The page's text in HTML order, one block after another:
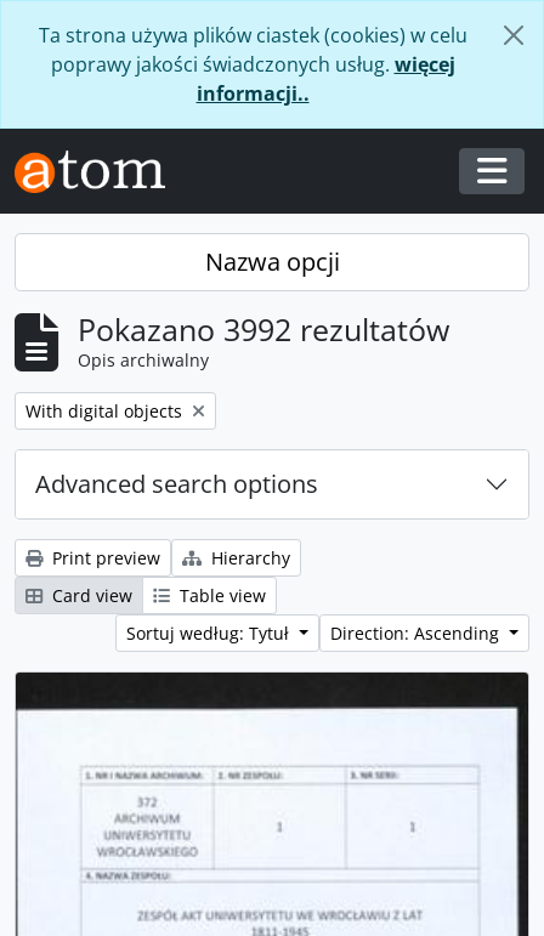
Ta strona używa plików ciastek (cookies) w celu
poprawy jakości świadczonych usług. więcej
informacji..
Nazwa opcji
Pokazano 3992 rezultatów
Opis archiwalny
Remove filter:
With digital objects
Advanced search options
Print preview
Hierarchy
Card view
Table view
Sortuj według: Tytuł
Direction: Ascending